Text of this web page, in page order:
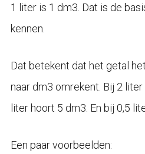
1 liter is 1 dm3. Dat is de
kennen.
Dat betekent dat het getal
naar dm3 omrekent. Bij 2
liter hoort 5 dm3. En bij 0,5
Een paar voorbeelden: